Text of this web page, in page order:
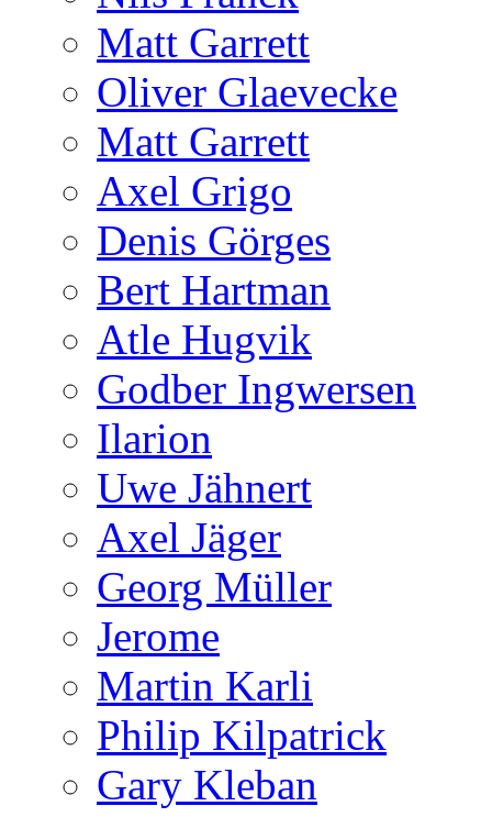
Matt Garrett
Oliver Glaevecke
Matt Garrett
Axel Grigo
Denis Görges
Bert Hartman
Atle Hugvik
Godber Ingwersen
Ilarion
Uwe Jähnert
Axel Jäger
Georg Müller
Jerome
Martin Karli
Philip Kilpatrick
Gary Kleban